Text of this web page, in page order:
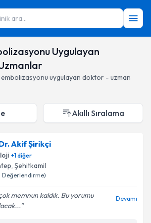
ara...
Uygulayan
uygulayan doktor - uzman
Akıllı Sıralama
Akif Şirikçi
+1diğer
, Şehitkamil
Değerlendirme)
memnun kaldık. Bu yorumu
Devamı